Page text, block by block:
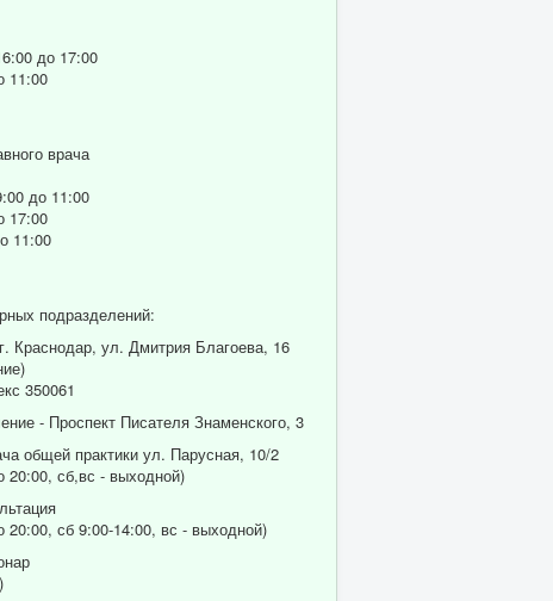
до 17:00
11:00
врача
до 11:00
17:00
11:00
подразделений:
Краснодар, ул. Дмитрия Благоева, 16
350061
- Проспект Писателя Знаменского, 3
общей практики ул. Парусная, 10/2
сб,вс - выходной)
сб 9:00-14:00, вс - выходной)